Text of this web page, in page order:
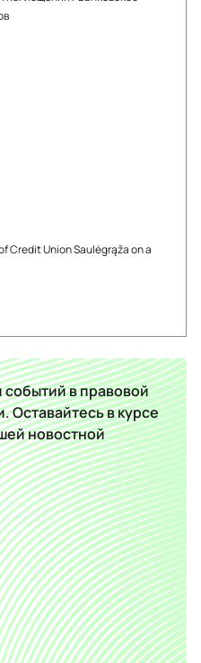
Credit Union Saulėgrąža on a
в правовой
Оставайтесь в курсе
новостной